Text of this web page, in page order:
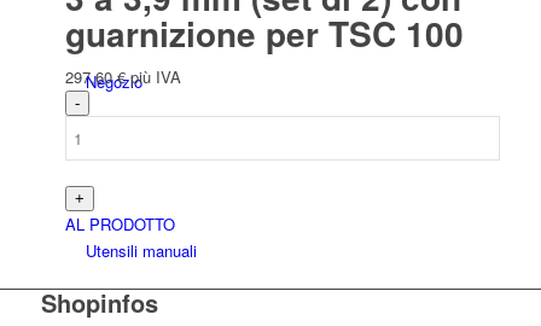
Negozio
Utensili manuali
guarnizione per TSC 100
297,60€ più IVA
AL PRODOTTO
Shopinfos